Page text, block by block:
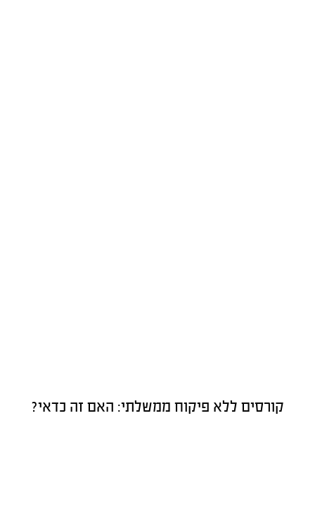
קורסים ללא פיקוח ממשלתי: האם זה כדאי?